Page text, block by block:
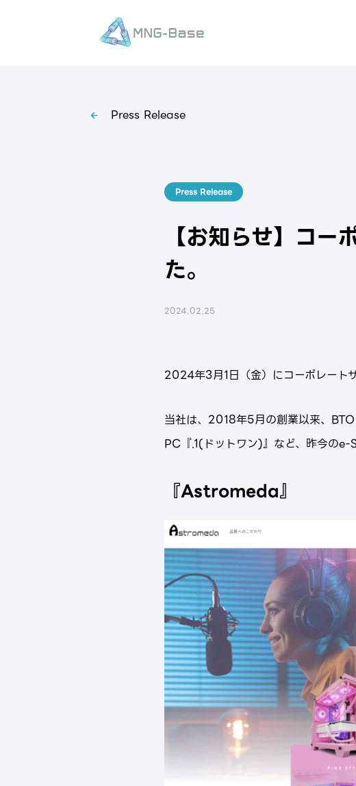
Press Release
Press Release
【お知らせ】コー
た。
2024.02.25
2024年3月1日（金）にコーポレート
当社は、2018年5月の創業以来、
PC『.1(ドットワン)』など、昨今のe-
『Astromeda』